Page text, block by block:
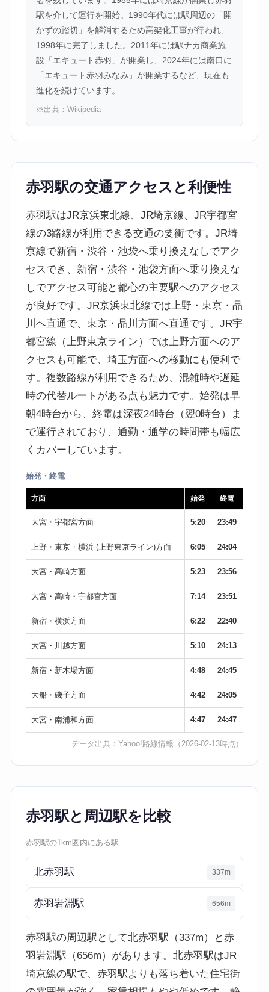
駅を介して運行を開始。1990年代には駅周辺の「開
かずの踏切」を解消するため高架化工事が行われ、
1998年に完了しました。2011年には駅ナカ商業施
設「エキュート赤羽」が開業し、2024年には南口に
「エキュート赤羽みなみ」が開業するなど、現在も
進化を続けています。
※出典： Wikipedia
赤羽駅の交通アクセスと利便性
赤羽駅はJR京浜東北線、JR埼京線、JR宇都宮
線の3路線が利用できる交通の要衝です。JR埼
京線で新宿・渋谷・池袋へ乗り換えなしでアク
セスでき、新宿・渋谷・池袋方面へ乗り換えな
しでアクセス可能と都心の主要駅へのアクセス
が良好です。JR京浜東北線では上野・東京・品
川へ直通で、東京・品川方面へ直通です。JR宇
都宮線（上野東京ライン）では上野方面へのア
クセスも可能で、埼玉方面への移動にも便利で
す。複数路線が利用できるため、混雑時や遅延
時の代替ルートがある点も魅力です。始発は早
朝4時台から、終電は深夜24時台（翌0時台）ま
で運行されており、通勤・通学の時間帯も幅広
くカバーしています。
始発・終電
方面 始発 終電
大宮・宇都宮方面 5:20 23:49
上野・東京・横浜 (上野東京ライン)方面 6:05 24:04
大宮・高崎方面 5:23 23:56
大宮・高崎・宇都宮方面 7:14 23:51
新宿・横浜方面 6:22 22:40
大宮・川越方面 5:10 24:13
新宿・新木場方面 4:48 24:45
大船・磯子方面 4:42 24:05
大宮・南浦和方面 4:47 24:47
データ出典：Yahoo!路線情報 （2026-02-13時点）
赤羽駅と周辺駅を比較
赤羽駅の1km圏内にある駅
北赤羽駅 337m
赤羽岩淵駅 656m
赤羽駅の周辺駅として北赤羽駅（337m）と赤
羽岩淵駅（656m）があります。北赤羽駅はJR
埼京線の駅で、赤羽駅よりも落ち着いた住宅街